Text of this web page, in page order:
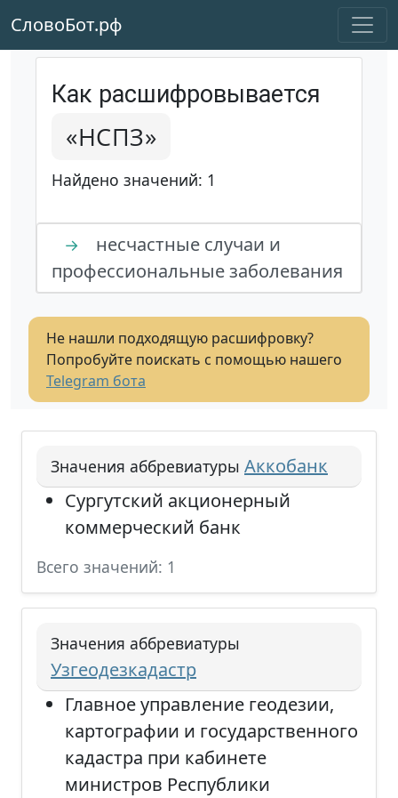
СловоБот.рф
Как расшифровывается
«НСПЗ»
Найдено значений: 1
→
несчастные случаи и
профессиональные заболевания
Не нашли подходящую расшифровку?
Попробуйте поискать с помощью нашего
Telegram бота
Значения аббревиатуры Аккобанк
Сургутский акционерный
коммерческий банк
Всего значений: 1
Значения аббревиатуры
Узгеодезкадастр
Главное управление геодезии,
картографии и государственного
кадастра при кабинете
министров Республики